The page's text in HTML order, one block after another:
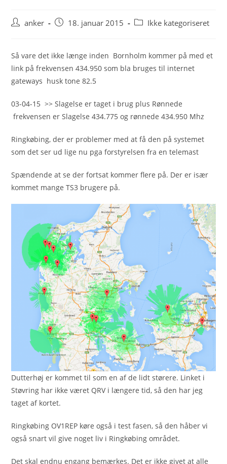
Postanker
Post18. januar 2015
PostIkke kategoriseret
Så vare det ikke længe inden Bornholm kommer på med et
link på frekvensen 434.950 som bla bruges til internet
gateways husk tone 82.5
03-04-15 >> Slagelse er taget i brug plus Rønnede
frekvensen er Slagelse 434.775 og rønnede 434.950 Mhz
Ringkøbing, der er problemer med at få den på systemet
som det ser ud lige nu pga forstyrelsen fra en telemast
Spændende at se der fortsat kommer flere på. Der er især
kommet mange TS3 brugere på.
Dutterhøj er kommet til som en af de lidt størere. Linket i
Støvring har ikke været QRV i længere tid, så den har jeg
taget af kortet.
Ringkøbing OV1REP køre også i test fasen, så den håber vi
også snart vil give noget liv i Ringkøbing området.
Det skal endnu engang bemærkes. Det er ikke givet at alle